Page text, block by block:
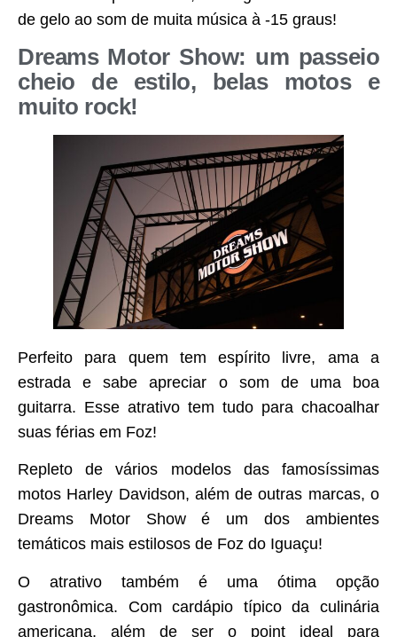
de gelo ao som de muita música à -15 graus!
Dreams Motor Show: um passeio
cheio de estilo, belas motos e
muito rock!
Perfeito para
quem tem espírito livre, ama a
estrada e sabe apreciar o som de uma boa
guitarra. Esse atrativo tem tudo para chacoalhar
suas férias em Foz!
Repleto de vários modelos das famosíssimas
motos Harley Davidson, além de outras marcas, o
Dreams Motor Show é um dos ambientes
temáticos mais estilosos de Foz do Iguaçu!
O atrativo também é uma ótima opção
gastronômica. Com cardápio típico da culinária
americana, além de ser o point ideal para